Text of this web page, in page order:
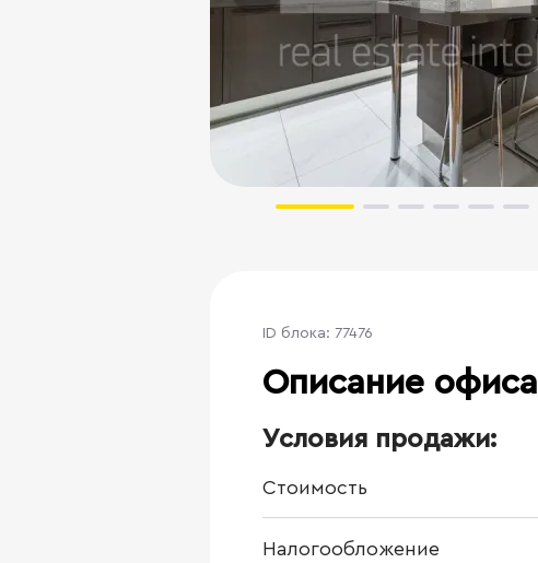
ID блока: 77476
Описание офиса
Условия продажи:
Стоимость
Налогообложение